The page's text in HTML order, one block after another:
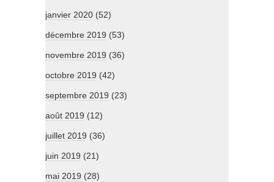
janvier 2020 (52)
décembre 2019 (53)
novembre 2019 (36)
octobre 2019 (42)
septembre 2019 (23)
août 2019 (12)
juillet 2019 (36)
juin 2019 (21)
mai 2019 (28)